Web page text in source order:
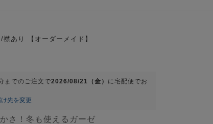
あり 【オーダーメイド】
までのご注文で2026/08/21（金） に宅配便 でお
け先を変更
さ！冬も使えるガーゼ